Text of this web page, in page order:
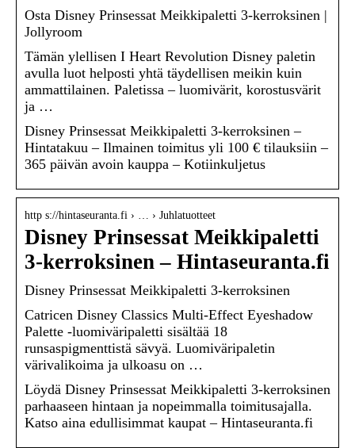
Osta Disney Prinsessat Meikkipaletti 3-kerroksinen |
Jollyroom
Tämän ylellisen I Heart Revolution Disney paletin
avulla luot helposti yhtä täydellisen meikin kuin
ammattilainen. Paletissa – luomivärit, korostusvärit
ja …
Disney Prinsessat Meikkipaletti 3-kerroksinen –
Hintatakuu – Ilmainen toimitus yli 100 € tilauksiin –
365 päivän avoin kauppa – Kotiinkuljetus
http s://hintaseuranta.fi › … › Juhlatuotteet
Disney Prinsessat Meikkipaletti
3-kerroksinen – Hintaseuranta.fi
Disney Prinsessat Meikkipaletti 3-kerroksinen
Catricen Disney Classics Multi-Effect Eyeshadow
Palette -luomiväripaletti sisältää 18
runsaspigmenttistä sävyä. Luomiväripaletin
värivalikoima ja ulkoasu on …
Löydä Disney Prinsessat Meikkipaletti 3-kerroksinen
parhaaseen hintaan ja nopeimmalla toimitusajalla.
Katso aina edullisimmat kaupat – Hintaseuranta.fi